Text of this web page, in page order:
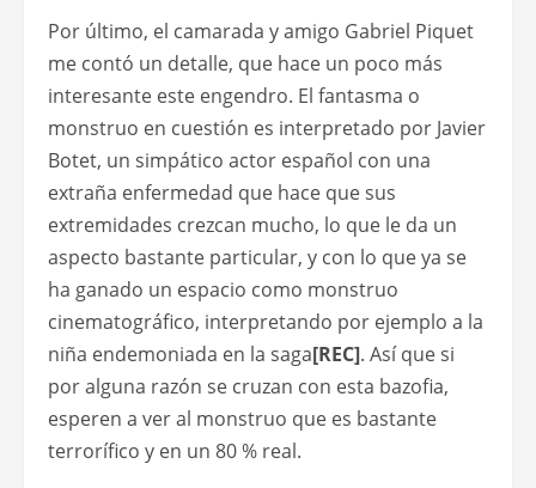
Por último, el camarada y amigo Gabriel Piquet
me contó un detalle, que hace un poco más
interesante este engendro. El fantasma o
monstruo en cuestión es interpretado por Javier
Botet, un simpático actor español con una
extraña enfermedad que hace que sus
extremidades crezcan mucho, lo que le da un
aspecto bastante particular, y con lo que ya se
ha ganado un espacio como monstruo
cinematográfico, interpretando por ejemplo a la
niña endemoniada en la saga[REC]. Así que si
por alguna razón se cruzan con esta bazofia,
esperen a ver al monstruo que es bastante
terrorífico y en un 80 % real.